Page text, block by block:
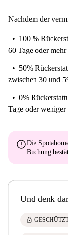
Nachdem der
100 %
60 Tage oder
50%
zwischen 30 und
0%
Tage oder
errorDie
Buchung
Und denk
lock